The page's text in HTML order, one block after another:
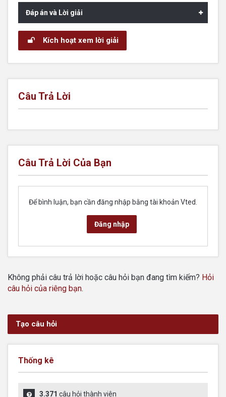
Đáp án và Lời giải
Kích hoạt xem lời giải
Câu Trả Lời
Câu Trả Lời Của Bạn
Để bình luận, bạn cần đăng nhập bằng tài khoản Vted.
Đăng nhập
Không phải câu trả lời hoặc câu hỏi bạn đang tìm kiếm? Hỏi
câu hỏi của riêng bạn.
Tạo câu hỏi
Thống kê
3.371 câu hỏi thành viên